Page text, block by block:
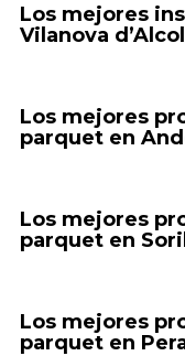
Los mejores
Vilanova
Los mejores
parquet en
Los mejores
parquet en
Los mejores
parquet en